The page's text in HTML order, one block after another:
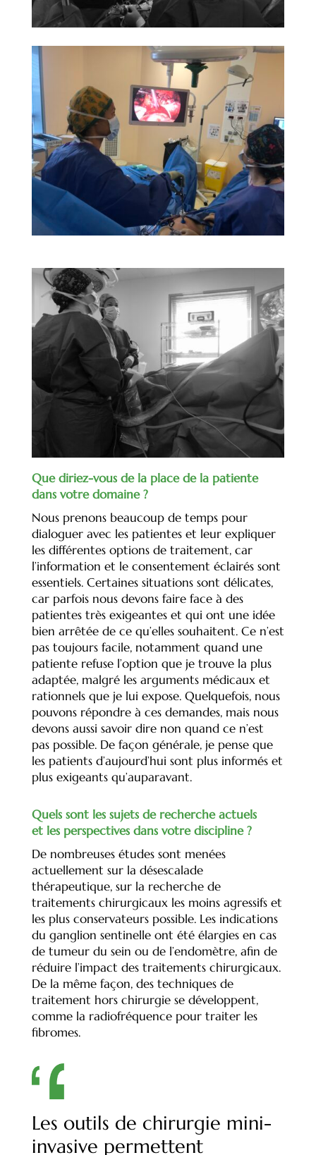
Que diriez-vous de la place de la patiente
dans votre domaine ?
Nous prenons beaucoup de temps pour
dialoguer avec les patientes et leur expliquer
les différentes options de traitement, car
l’information et le consentement éclairés sont
essentiels. Certaines situations sont délicates,
car parfois nous devons faire face à des
patientes très exigeantes et qui ont une idée
bien arrêtée de ce qu’elles souhaitent. Ce n’est
pas toujours facile, notamment quand une
patiente refuse l’option que je trouve la plus
adaptée, malgré les arguments médicaux et
rationnels que je lui expose. Quelquefois, nous
pouvons répondre à ces demandes, mais nous
devons aussi savoir dire non quand ce n’est
pas possible. De façon générale, je pense que
les patients d’aujourd’hui sont plus informés et
plus exigeants qu’auparavant.
Quels sont les sujets de recherche actuels
et les perspectives dans votre discipline ?
De nombreuses études sont menées
actuellement sur la désescalade
thérapeutique, sur la recherche de
traitements chirurgicaux les moins agressifs et
les plus conservateurs possible. Les indications
du ganglion sentinelle ont été élargies en cas
de tumeur du sein ou de l’endomètre, afin de
réduire l’impact des traitements chirurgicaux.
De la même façon, des techniques de
traitement hors chirurgie se développent,
comme la radiofréquence pour traiter les
fibromes.
Les outils de chirurgie mini-
invasive permettent